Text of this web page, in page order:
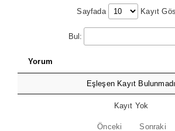
Sayfada Kayıt
Bul:
Yorum
Eşleşen Kayıt Bulunmadı
Kayıt Yok
Önceki Sonraki